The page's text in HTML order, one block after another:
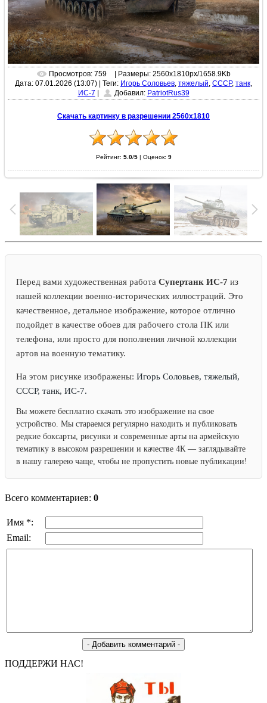
Просмотров: 759
| Размеры: 2560x1810px/1658.9Kb
Дата: 07.01.2026 (13:07)
Теги: Игорь Соловьев, тяжелый, СССР, танк,
ИС-7
Добавил: PatriotRus39
Скачать картинку в разрешении 2560x1810
Рейтинг: 5.0/5| Оценок: 9
Перед вами художественная работа Супертанк ИС-7 из
нашей коллекции военно-исторических иллюстраций. Это
качественное, детальное изображение, которое отлично
подойдет в качестве обоев для рабочего стола ПК или
телефона, или просто для пополнения личной коллекции
артов на военную тематику.
На этом рисунке изображены: Игорь Соловьев, тяжелый,
СССР, танк, ИС-7.
Вы можете бесплатно скачать это изображение на свое
устройство. Мы стараемся регулярно находить и публиковать
редкие боксарты, рисунки и современные арты на армейскую
тематику в высоком разрешении и качестве 4К — заглядывайте
в нашу галерею чаще, чтобы не пропустить новые публикации!
Всего комментариев: 0
Имя *:
Email:
ПОДДЕРЖИ НАС!